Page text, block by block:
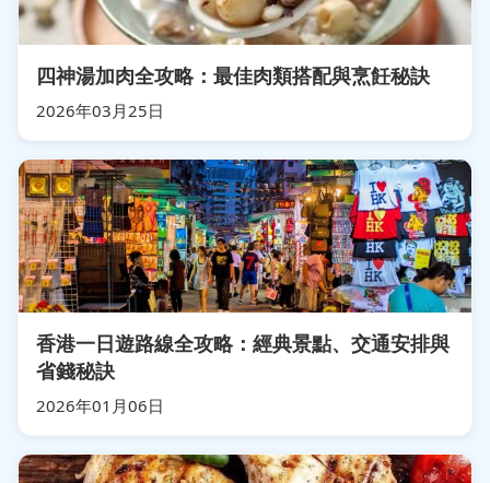
四神湯加肉全攻略：最佳肉類搭配與烹飪秘訣
2026年03月25日
香港一日遊路線全攻略：經典景點、交通安排與
省錢秘訣
2026年01月06日